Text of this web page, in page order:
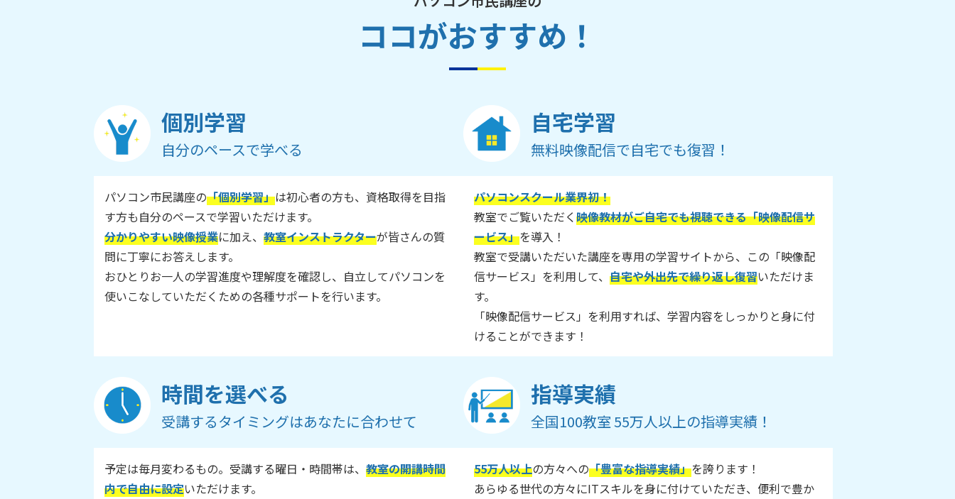
ココがおすすめ！
個別学習
自分のペースで学べる
パソコン市民講座の「個別学習」は初心者の方も、資格取得を目指
す方も自分のペースで学習いただけます。
分かりやすい映像授業に加え、 教室インストラクターが皆さんの質
問に丁寧にお答えします。
おひとりお一人の学習進度や理解度を確認し、自立してパソコンを
使いこなしていただくための各種サポートを行います。
自宅学習
無料映像配信で自宅でも復習！
パソコンスクール業界初！
教室でご覧いただく映像教材がご自宅でも視聴できる「映像配信サ
ービス」を導入！
教室で受講いただいた講座を専用の学習サイトから、この「映像配
信サービス」を利用して、 自宅や外出先で繰り返し復習いただけま
す。
「映像配信サービス」を利用すれば、学習内容をしっかりと身に付
けることができます！
時間を選べる
受講するタイミングはあなたに合わせて
予定は毎月変わるもの。受講する曜日・時間帯は、 教室の開講時間
内で自由に設定いただけます。
指導実績
全国100教室 55万人以上の指導実績！
55万人以上の方々への「豊富な指導実績」を誇ります！
あらゆる世代の方々にITスキルを身に付けていただき、便利で豊か